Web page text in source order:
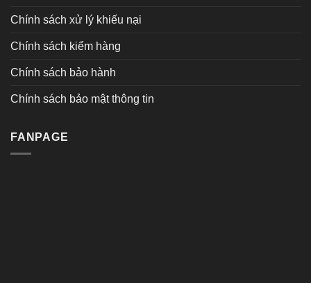
Chính sách xử lý khiếu nại
Chính sách kiểm hàng
Chính sách bảo hành
Chính sách bảo mật thông tin
FANPAGE